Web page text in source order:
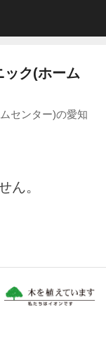
ック(ホーム
センター)の愛知
ん。